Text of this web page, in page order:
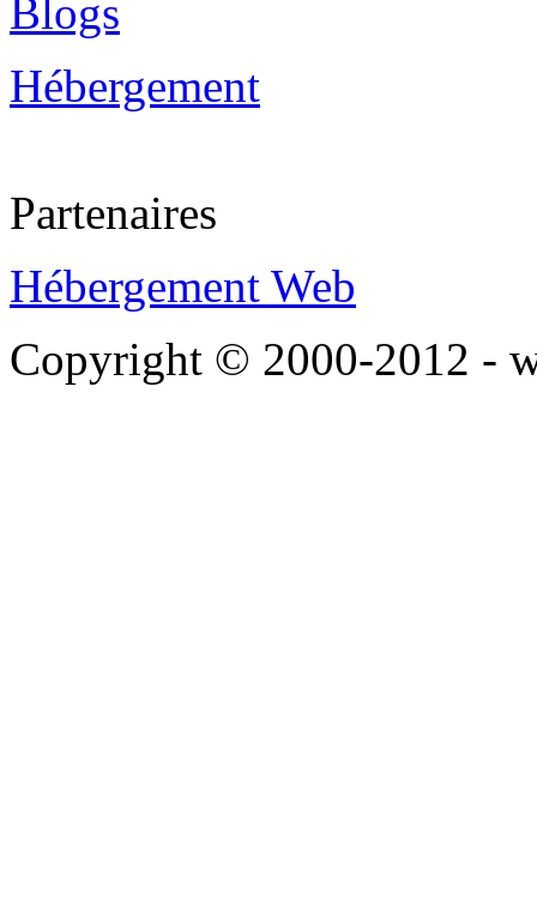
Blogs
Hébergement
Partenaires
Hébergement Web
Copyright © 2000-2012 -